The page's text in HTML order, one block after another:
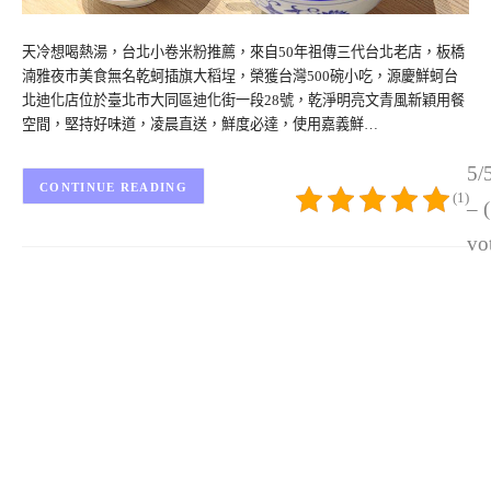
天冷想喝熱湯，台北小卷米粉推薦，來自50年祖傳三代台北老店，板橋
湳雅夜市美食無名乾蚵插旗大稻埕，榮獲台灣500碗小吃，源慶鮮蚵台
北迪化店位於臺北市大同區迪化街一段28號，乾淨明亮文青風新穎用餐
空間，堅持好味道，凌晨直送，鮮度必達，使用嘉義鮮…
5/
–
(1)
CONTINUE READING